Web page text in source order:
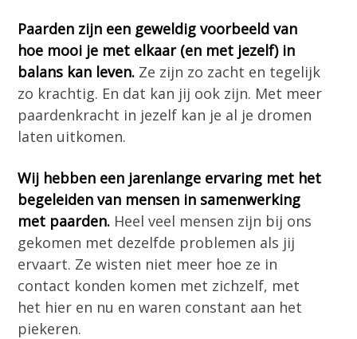
Paarden zijn een geweldig voorbeeld van
hoe mooi je met elkaar (en met jezelf) in
balans kan leven. Ze zijn zo zacht en tegelijk
zo krachtig. En dat kan jij ook zijn. Met meer
paardenkracht in jezelf kan je al je dromen
laten uitkomen.
Wij hebben een jarenlange ervaring met het
begeleiden van mensen in samenwerking
met paarden. Heel veel mensen zijn bij ons
gekomen met dezelfde problemen als jij
ervaart. Ze wisten niet meer hoe ze in
contact konden komen met zichzelf, met
het hier en nu en waren constant aan het
piekeren.